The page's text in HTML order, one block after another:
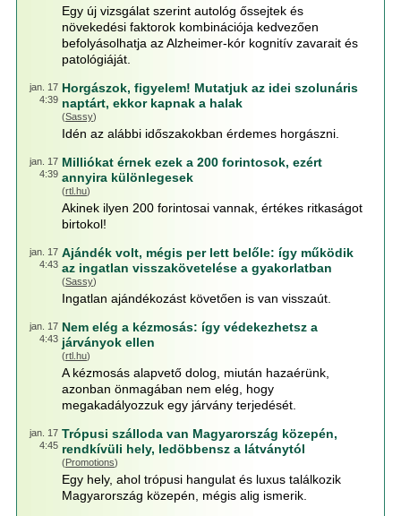
Egy új vizsgálat szerint autológ őssejtek és
növekedési faktorok kombinációja kedvezően
befolyásolhatja az Alzheimer-kór kognitív zavarait és
patológiáját.
jan. 17
4:39
Horgászok, figyelem! Mutatjuk az idei szolunáris
naptárt, ekkor kapnak a halak
(Sassy)
Idén az alábbi időszakokban érdemes horgászni.
jan. 17
4:39
Milliókat érnek ezek a 200 forintosok, ezért
annyira különlegesek
(rtl.hu)
Akinek ilyen 200 forintosai vannak, értékes ritkaságot
birtokol!
jan. 17
4:43
Ajándék volt, mégis per lett belőle: így működik
az ingatlan visszakövetelése a gyakorlatban
(Sassy)
Ingatlan ajándékozást követően is van visszaút.
jan. 17
4:43
Nem elég a kézmosás: így védekezhetsz a
járványok ellen
(rtl.hu)
A kézmosás alapvető dolog, miután hazaérünk,
azonban önmagában nem elég, hogy
megakadályozzuk egy járvány terjedését.
jan. 17
4:45
Trópusi szálloda van Magyarország közepén,
rendkívüli hely, ledöbbensz a látványtól
(Promotions)
Egy hely, ahol trópusi hangulat és luxus találkozik
Magyarország közepén, mégis alig ismerik.